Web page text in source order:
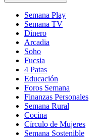
Semana Play
Semana TV
Dinero
Arcadia
Soho
in
new
window
Fucsia
in
new
window
4 Patas
Educación
Foros Semana
Finanzas Personales
Semana Rural
Cocina
Círculo de Mujeres
Semana Sostenible